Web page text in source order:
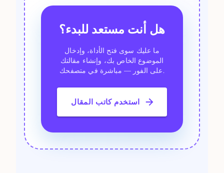
هل أنت مستعد للبدء؟
ما عليك سوى فتح الأداة، وإدخال
الموضوع الخاص بك، وإنشاء مقالتك
على الفور — مباشرة في متصفحك.
استخدم كاتب المقال